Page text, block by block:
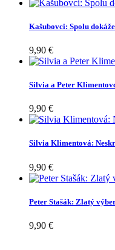
Kašubovci: Spolu
9,90 €
Silvia a Peter
9,90 €
Silvia Klimentová:
9,90 €
Peter Stašák: Zlatý
9,90 €